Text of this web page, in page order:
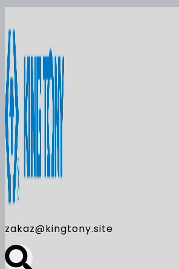
zakaz@kingtony.site